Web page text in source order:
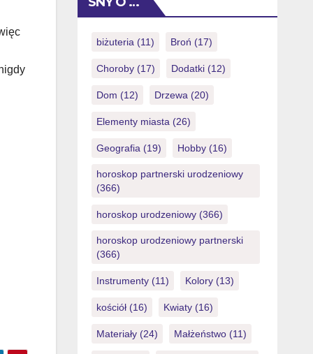
internet, jednym z glownych
https://rantcasino.io/pl/aplikacja/ […]
swojej oferty bez ryzyka. Gracze mogli
spinow lub po prostu po prostu bonus
Ustawodawstwo serwisu okresla
zasady zyski pieniedzy do […]
biżuteria(11) Broń (17)
Choroby(17) Dodatki(12)
Dom (12) Drzewa(20)
Elementy miasta(26)
Geografia(19) Hobby(16)
horoskop partnerski urodzeniowy
(366)
horoskop urodzeniowy(366)
horoskop urodzeniowy partnerski
(366)
Instrumenty(11) Kolory(13)
kościół(16) Kwiaty(16)
Materiały(24) Małżeństwo(11)